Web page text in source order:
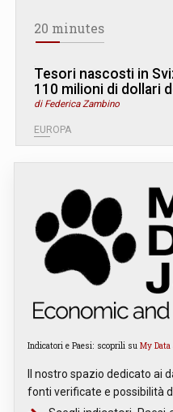
20 minutes
Tesori nascosti in
110 milioni di dollari
di Federica Zambino
EUROPA
Indicatori e Paesi: scoprili su My
Il nostro spazio dedicato ai
fonti verificate e possibilità